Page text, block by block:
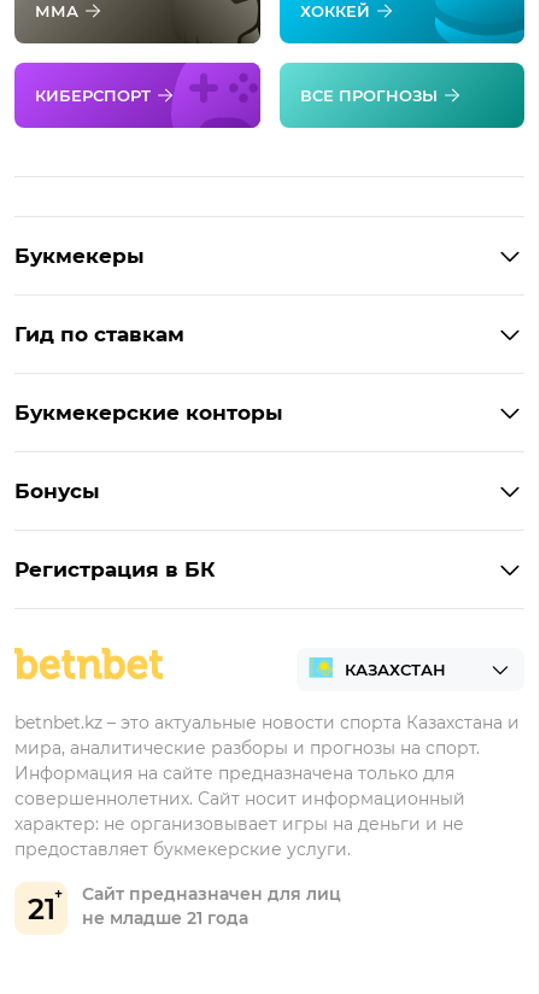
ММА ХОККЕЙ
КИБЕРСПОРТ ВСЕ ПРОГНОЗЫ
Букмекеры
Обзор Париматч
Обзор Винлайн
Обзор Олимпбет
Гид по ставкам
Ubet на Андроид
Тенниси на Андроид
Букмекерские конторы
Букмекеры для ставок на киберспорт
Бонусы
Бонусы за депозит
Кешбэк
Бонусы Ubet
Бонусы Фонбет
Бонусы Винлайн
Бонусы Тенниси
Регистрация в БК
Регистрация в Ubet
Регистрация в Олимпбет
21
Сайт предназначен для лиц
не младше 21 года
betnbet.kz – это актуальные новости спорта Казахстана и
мира, аналитические разборы и прогнозы на спорт.
Информация на сайте предназначена только для
совершеннолетних. Сайт носит информационный
характер: не организовывает игры на деньги и не
предоставляет букмекерские услуги.